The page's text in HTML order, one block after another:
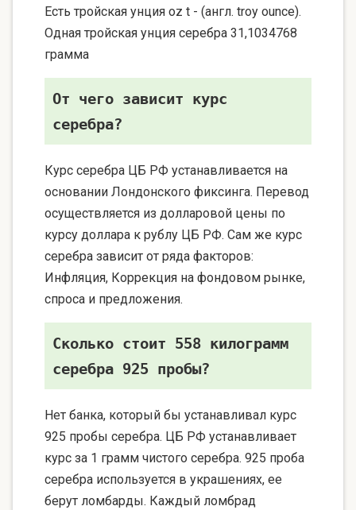
Есть тройская унция oz t - (англ. troy ounce).
Одная тройская унция серебра 31,1034768
грамма
От чего зависит курс
серебра?
Курс серебра ЦБ РФ устанавливается на
основании Лондонского фиксинга. Перевод
осуществляется из долларовой цены по
курсу доллара к рублу ЦБ РФ. Сам же курс
серебра зависит от ряда факторов:
Инфляция, Коррекция на фондовом рынке,
спроса и предложения.
Сколько стоит 558 килограмм
серебра 925 пробы?
Нет банка, который бы устанавливал курс
925 пробы серебра. ЦБ РФ устанавливает
курс за 1 грамм чистого серебра. 925 проба
серебра используется в украшениях, ее
берут ломбарды. Каждый ломбрад